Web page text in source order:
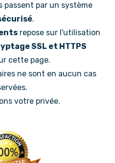
passent par un système
.
repose sur l'utilisation
SSL et HTTPS
cette page.
ne sont en aucun cas
votre privée.